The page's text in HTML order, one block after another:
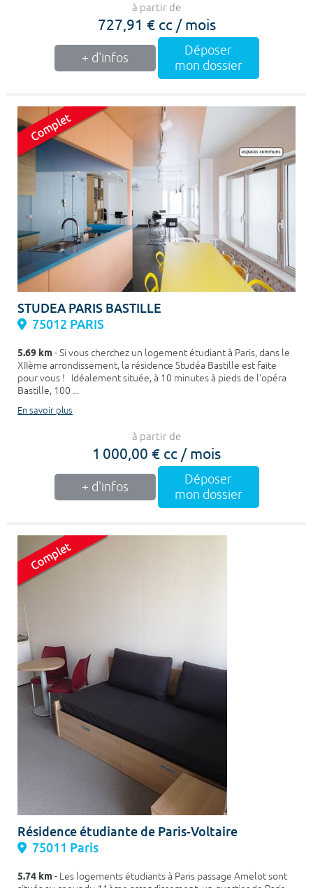
à partir de
727,91 € cc / mois
+ d'infos
Déposer
mon dossier
STUDEA PARIS BASTILLE
75012 PARIS
5.69 km- Si vous cherchez un logement étudiant à Paris, dans le
XIIème arrondissement, la résidence Studéa Bastille est faite
pour vous ! Idéalement située, à 10 minutes à pieds de l'opéra
Bastille, 100 ...
En savoir plus
à partir de
1 000,00 € cc / mois
+ d'infos
Déposer
mon dossier
Résidence étudiante de Paris-Voltaire
75011 Paris
5.74 km- Les logements étudiants à Paris passage Amelot sont